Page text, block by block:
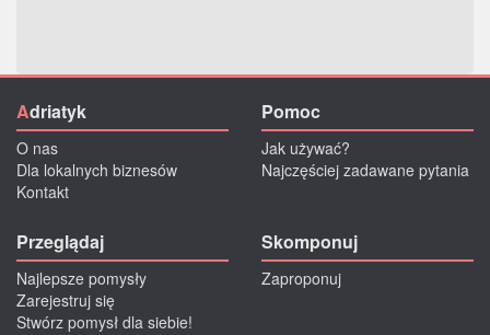
Adriatyk
O nas
Dla lokalnych biznesów
Kontakt
Pomoc
Jak używać?
Najczęściej zadawane pytania
Przeglądaj
Najlepsze pomysły
Zarejestruj się
Stwórz pomysł dla siebie!
Skomponuj
Zaproponuj